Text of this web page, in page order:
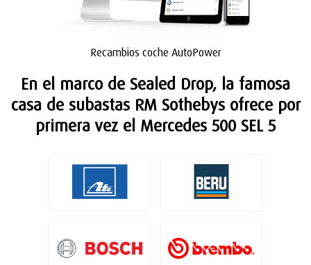
Recambios coche AutoPower
En el marco de Sealed Drop, la famosa
casa de subastas RM Sothebys ofrece por
primera vez el Mercedes 500 SEL 5